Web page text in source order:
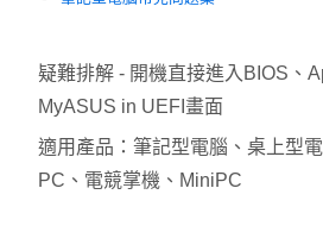
疑難排解 - 開機直接進入BIOS、
MyASUS in UEFI畫面
適用產品：筆記型電腦、桌上型
PC、電競掌機、MiniPC